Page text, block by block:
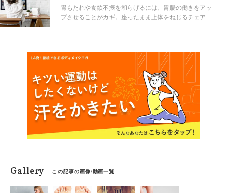
胃もたれや食欲不振を和らげるには、胃腸の働きをアッ
プさせることがカギ。座ったまま上体をねじるチェアヨ
ともみ先生に、チェアヨガの三角のポーズを教えていた
Gallery この記事の画像/動画一覧